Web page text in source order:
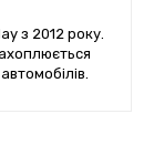
з 2012 року.